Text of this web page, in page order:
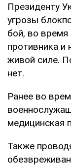
Президенту
угрозы
бой, во время
противника и
живой силе.
нет.
Ранее во
медицинская
Также